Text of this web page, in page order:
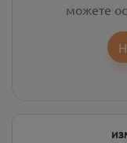
можете